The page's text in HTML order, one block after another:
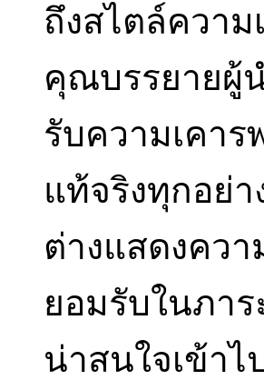
ถึงสไตล์ควา
คุณบรรยายผู้
รับความเคา
แท้จริงทุกอย่
ต่างแสดงคว
ยอมรับในภา
น่าสนใจเข้า